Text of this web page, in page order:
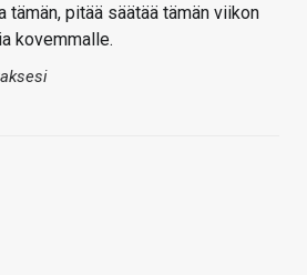
tämän, pitää säätää tämän viikon
kovemmalle.